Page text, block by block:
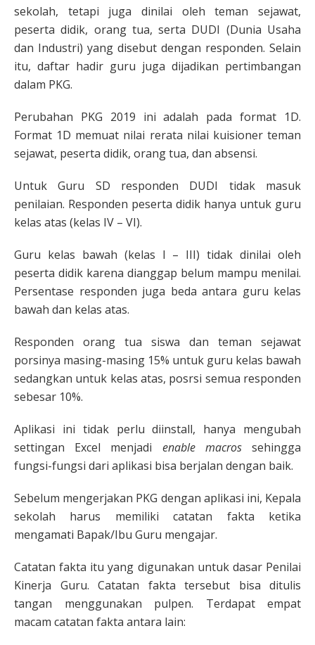
sekolah, tetapi juga dinilai oleh teman sejawat,
peserta didik, orang tua, serta DUDI (Dunia Usaha
dan Industri) yang disebut dengan responden. Selain
itu, daftar hadir guru juga dijadikan pertimbangan
dalam PKG.
Perubahan PKG 2019 ini adalah pada format 1D.
Format 1D memuat nilai rerata nilai kuisioner teman
sejawat, peserta didik, orang tua, dan absensi.
Untuk Guru SD responden DUDI tidak masuk
penilaian. Responden peserta didik hanya untuk guru
kelas atas (kelas IV – VI).
Guru kelas bawah (kelas I – III) tidak dinilai oleh
peserta didik karena dianggap belum mampu menilai.
Persentase responden juga beda antara guru kelas
bawah dan kelas atas.
Responden orang tua siswa dan teman sejawat
porsinya masing-masing 15% untuk guru kelas bawah
sedangkan untuk kelas atas, posrsi semua responden
sebesar 10%.
Aplikasi ini tidak perlu diinstall, hanya mengubah
settingan Excel menjadi enable macrossehingga
fungsi-fungsi dari aplikasi bisa berjalan dengan baik.
Sebelum mengerjakan PKG dengan aplikasi ini, Kepala
sekolah harus memiliki catatan fakta ketika
mengamati Bapak/Ibu Guru mengajar.
Catatan fakta itu yang digunakan untuk dasar Penilai
Kinerja Guru. Catatan fakta tersebut bisa ditulis
tangan menggunakan pulpen. Terdapat empat
macam catatan fakta antara lain: